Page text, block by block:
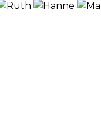
sublieme service